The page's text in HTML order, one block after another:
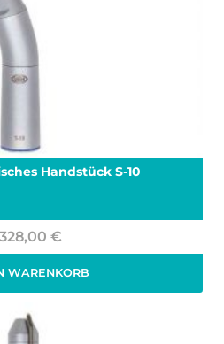
Handstück S-10
€
19% MwSt.
WARENKORB